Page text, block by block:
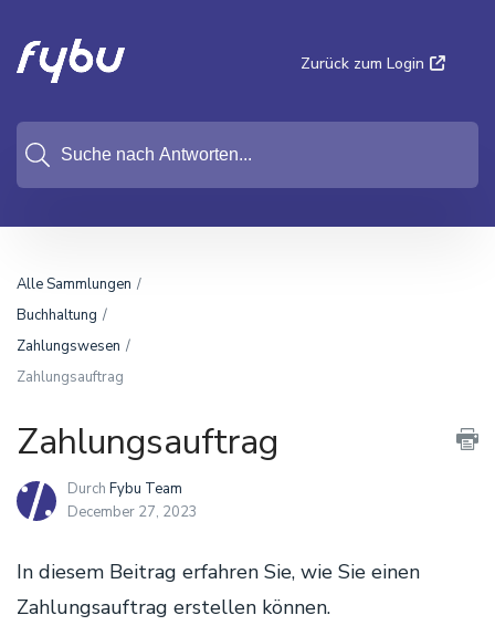
Zurück zum Login
Alle Sammlungen
Buchhaltung
Zahlungswesen
Zahlungsauftrag
Zahlungsauftrag
Durch Fybu Team
December 27, 2023
In diesem Beitrag erfahren Sie, wie Sie einen
Zahlungsauftrag erstellen können.